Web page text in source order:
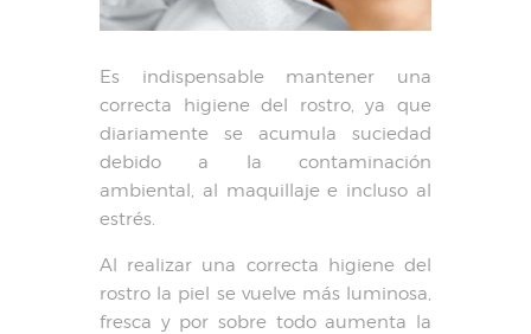
Es indispensable mantener una
correcta higiene del rostro, ya que
diariamente se acumula suciedad
debido a la contaminación
ambiental, al maquillaje e incluso al
estrés.
Al realizar una correcta higiene del
rostro la piel se vuelve más luminosa,
fresca y por sobre todo aumenta la